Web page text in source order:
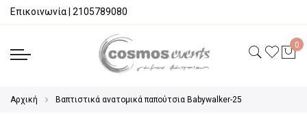
Επικοινωνία 2105789080
Αρχική Βαπτιστικά ανατομικά παπούτσια Babywalker-25